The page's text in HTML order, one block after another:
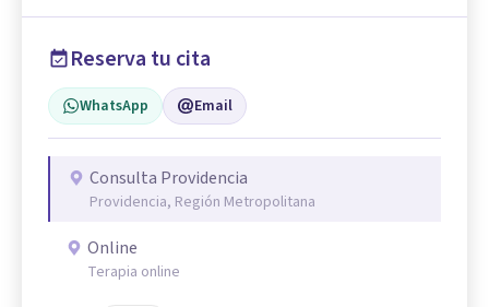
Reserva tu cita
WhatsApp Email
Consulta Providencia
Providencia, Región Metropolitana
Online
Terapia online